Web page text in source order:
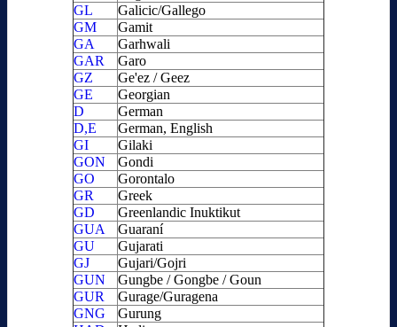
GL
Galicic/Gallego
GM
Gamit
GA
Garhwali
GAR
Garo
GZ
Ge'ez / Geez
GE
Georgian
D
German
D,E
German, English
GI
Gilaki
GON
Gondi
GO
Gorontalo
GR
Greek
GD
Greenlandic Inuktikut
GUA
Guaraní
GU
Gujarati
GJ
Gujari/Gojri
GUN
Gungbe / Gongbe / Goun
GUR
Gurage/Guragena
GNG
Gurung